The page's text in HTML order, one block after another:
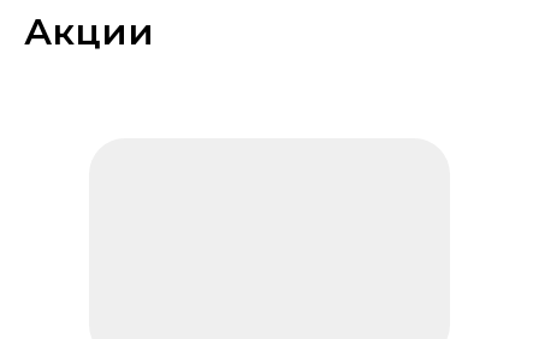
Акции